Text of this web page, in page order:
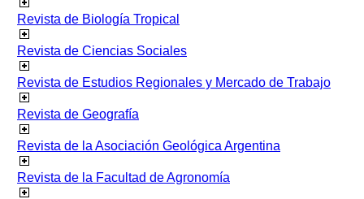
Revista de Biología Tropical
Revista de Ciencias Sociales
Revista de Estudios Regionales y Mercado de Trabajo
Revista de Geografía
Revista de la Asociación Geológica Argentina
Revista de la Facultad de Agronomía